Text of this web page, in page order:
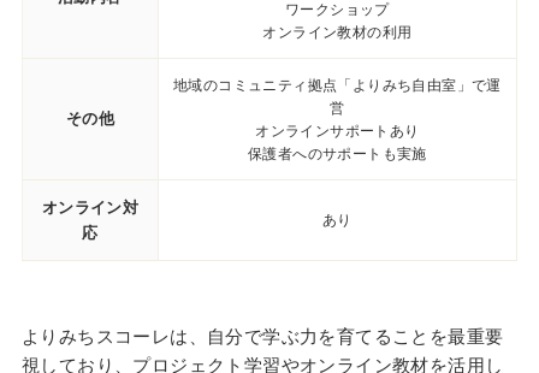
ワークショップ
オンライン教材の利用
その他
地域のコミュニティ拠点「よりみち自由室」で運
営
オンラインサポートあり
保護者へのサポートも実施
オンライン対
応
あり
よりみちスコーレは、自分で学ぶ力を育てることを最重要
視しており、プロジェクト学習やオンライン教材を活用し